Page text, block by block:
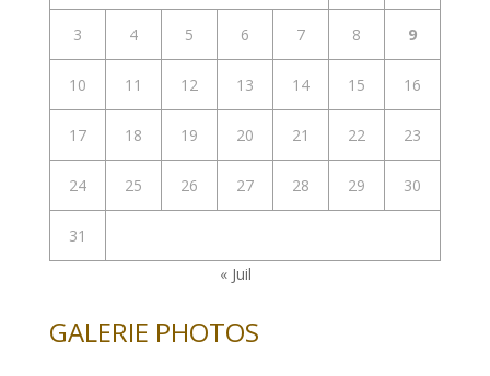
3 4 5 6 7 8 9
10 11 12 13 14 15 16
17 18 19 20 21 22 23
24 25 26 27 28 29 30
31
« Juil
GALERIE PHOTOS